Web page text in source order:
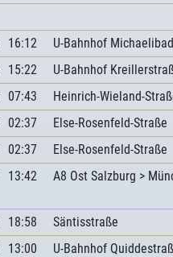
16:12 U-Bahnhof Michaelibad
15:22 U-Bahnhof
07:43 Heinrich-Wieland-
02:37 Else-Rosenfeld-Straße
02:37 Else-Rosenfeld-Straße
13:42 A8 Ost Salzburg >
18:58 Säntisstraße
13:00 U-Bahnhof